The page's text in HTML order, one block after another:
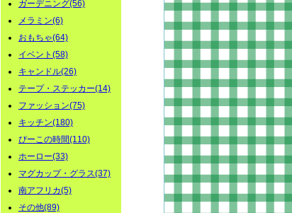
ガーデニング(56)
メラミン(6)
おもちゃ(64)
イベント(58)
キャンドル(26)
テープ・ステッカー(14)
ファッション(75)
キッチン(180)
ぴーこの時間(110)
ホーロー(33)
マグカップ・グラス(37)
南アフリカ(5)
その他(89)